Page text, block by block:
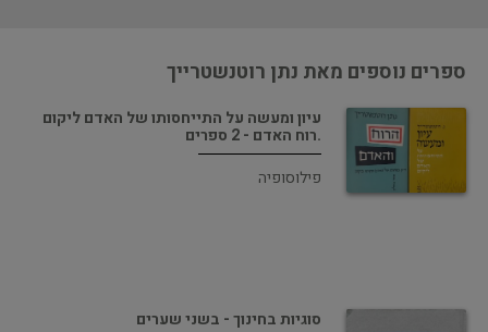
ספרים נוספים מאת נתן רוטנשטרייך
עיון ומעשה על התייחסותו של האדם ליקום
.רוח האדם - 2 ספרים
פילוסופיה
סוגיות בחינוך - בשני שערים